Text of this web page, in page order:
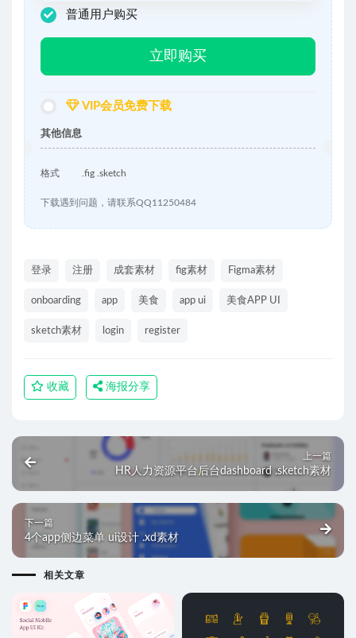
普通用户购买
立即购买
VIP会员免费下载
其他信息
格式 .fig .sketch
下载遇到问题，请联系QQ11250484
登录 注册 成套素材 fig素材 Figma素材
onboarding app 美食 app ui 美食APP UI
sketch素材 login register
收藏 海报分享
上一篇
HR人力资源平台后台dashboard .sketch素材
下一篇
4个app侧边菜单 ui设计 .xd素材
相关文章